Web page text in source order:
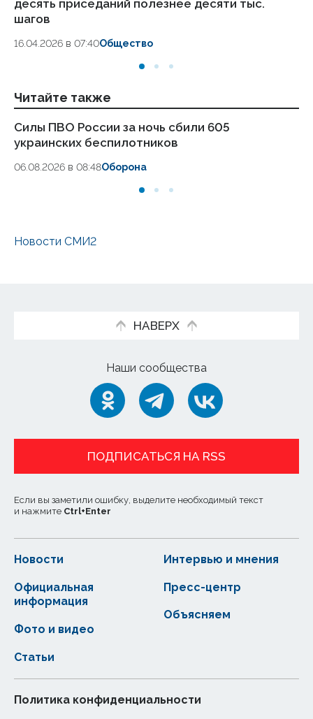
десять приседаний полезнее десяти тыс.
шагов
16.04.2026 в 07:40Общество
Читайте также
Силы ПВО России за ночь сбили 605
украинских беспилотников
06.08.2026 в 08:48Оборона
Новости СМИ2
НАВЕРХ
Наши сообщества
ПОДПИСАТЬСЯ НА RSS
Если вы заметили ошибку, выделите необходимый текст
и нажмите Ctrl+Enter
Новости
Статьи
Официальная
информация
Интервью и мнения
Фото и видео
Пресс-центр
Объясняем
Политика конфиденциальности